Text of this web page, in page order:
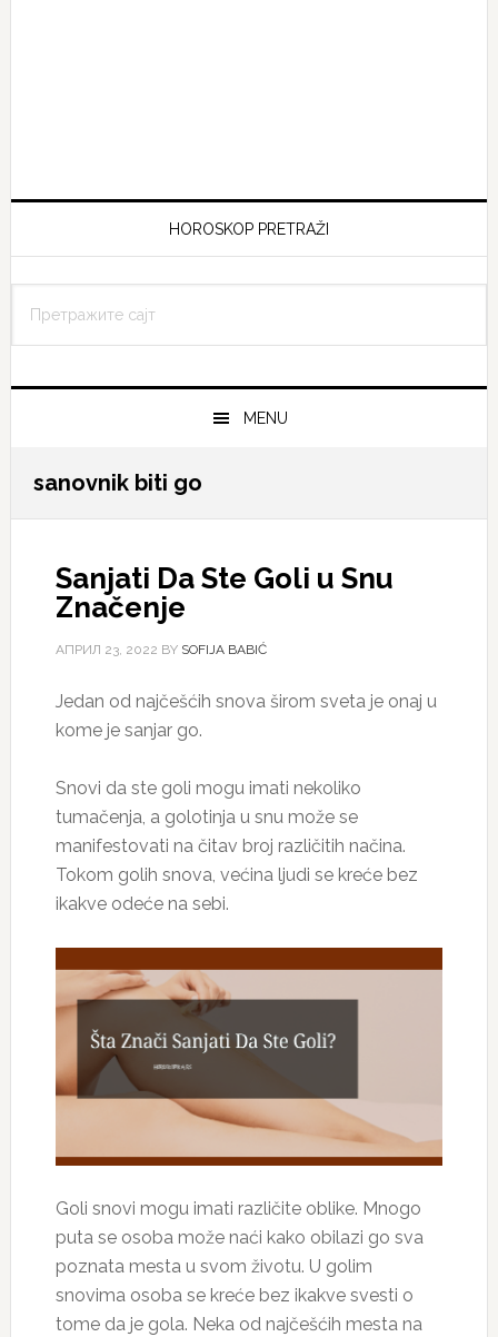
HOROSKOP PRETRAŽI
сајт
MENU
sanovnik biti go
Sanjati Da Ste Goli u Snu
Značenje
АПРИЛ 23, 2022 BY SOFIJA BABIĆ
Jedan od najčešćih snova širom sveta je onaj u
kome je sanjar go.
Snovi da ste goli mogu imati nekoliko
tumačenja, a golotinja u snu može se
manifestovati na čitav broj različitih načina.
Tokom golih snova, većina ljudi se kreće bez
ikakve odeće na sebi.
Goli snovi mogu imati različite oblike. Mnogo
puta se osoba može naći kako obilazi go sva
poznata mesta u svom životu. U golim
snovima osoba se kreće bez ikakve svesti o
tome da je gola. Neka od najčešćih mesta na